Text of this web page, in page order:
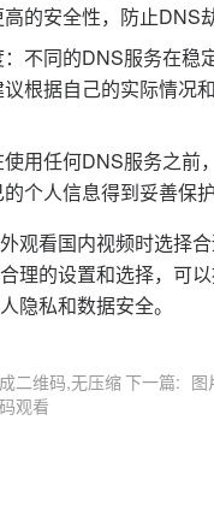
的安全性，防止DNS
不同的DNS服务在稳
根据自己的实际情况
用任何DNS服务之前
个人信息得到妥善保护
观看国内视频时选择
理的设置和选择，可
隐私和数据安全。
二维码,无压缩
观看
下一篇: 图